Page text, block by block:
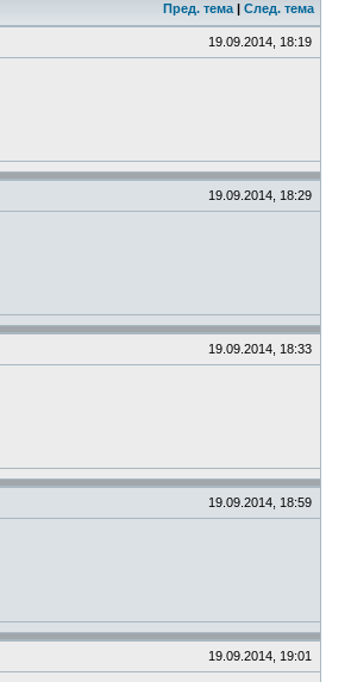
Пред. тема | След. тема
19.09.2014, 18:19
19.09.2014, 18:29
19.09.2014, 18:33
19.09.2014, 18:59
19.09.2014, 19:01